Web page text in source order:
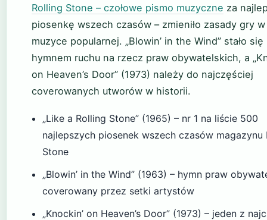
Rolling Stone – czołowe pismo muzyczne za
piosenkę wszech czasów – zmieniło zasady gry w
muzyce popularnej. „Blowin’ in the Wind” stało się
hymnem ruchu na rzecz praw obywatelskich, a
on Heaven’s Door” (1973) należy do najczęściej
coverowanych utworów w historii.
„Like a Rolling Stone” (1965) – nr 1 na liście 500
najlepszych piosenek wszech czasów magazynu
Stone
„Blowin’ in the Wind” (1963) – hymn praw
coverowany przez setki artystów
„Knockin’ on Heaven’s Door” (1973) – jeden z